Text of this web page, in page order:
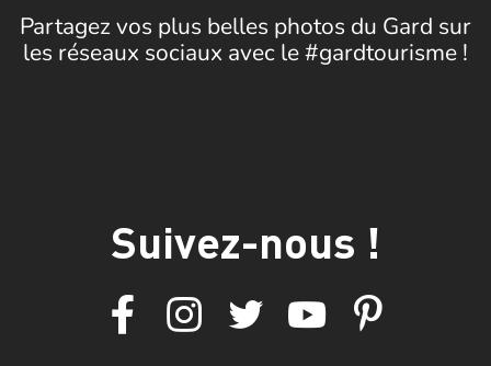
Partagez vos plus belles photos du Gard sur
les réseaux sociaux avec le #gardtourisme !
Suivez-nous !